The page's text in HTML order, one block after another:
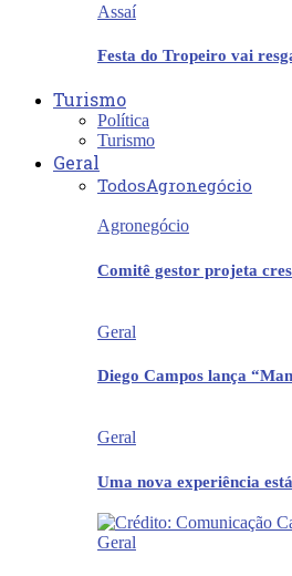
Assaí
Festa do Tropeiro vai
Turismo
Política
Turismo
Geral
TodosAgronegócio
Agronegócio
Comitê gestor projeta
Geral
Diego Campos lança
Geral
Uma nova experiência
Geral